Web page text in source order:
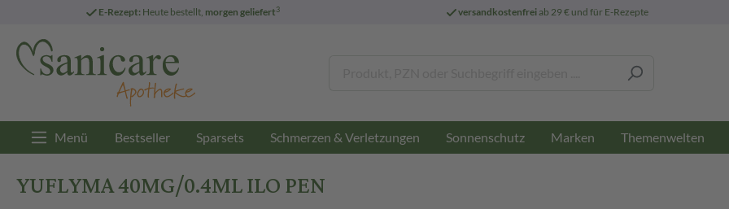
E-Rezept: Heute bestellt, morgen geliefert3 versandkostenfreiab 29 € und für E-Rezepte
Menü Bestseller Sparsets Schmerzen & Verletzungen Sonnenschutz Marken Themenwelten
YUFLYMA 40MG/0.4ML ILO PEN